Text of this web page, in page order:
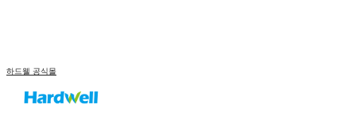
하드웰 공식몰